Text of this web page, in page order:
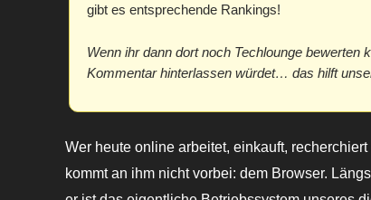
gibt es entsprechende Rankings!
Wenn ihr dann dort noch Techlounge bewerten
Kommentar hinterlassen würdet… das hilft
Wer heute online arbeitet, einkauft,
kommt an ihm nicht vorbei: dem Browser.